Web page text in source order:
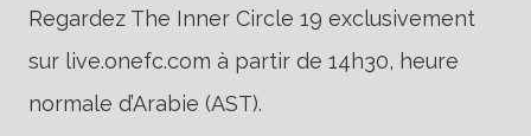
Regardez The Inner Circle 19 exclusivement
sur live.onefc.com à partir de 14h30, heure
normale d’Arabie (AST).